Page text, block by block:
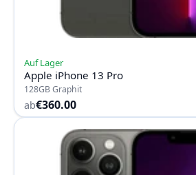
Auf Lager
Apple iPhone 13 Pro
128GB Graphit
ab€360.00